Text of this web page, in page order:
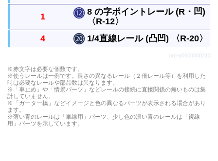
う場合のレールです。
左右に分かれる曲線レール２本を背中合わせにした
レールです。
1
8 の字ポイントレール (R・凹)
〈R-12〉
4 1/4直線レール (凸凹) 〈R-20〉
直線レールの1/4の長さの真っすぐなレールです。
つなぎ目が凸凸、凸凹、凹凹になった３種類があり
ます。
org-p0000000213
※赤文字は必要な個数です。
※使うレールは一例です。長さの異なるレール（２倍レール等）を利用した
時は必要なレールや部品数は異なります。
※「車止め」や「情景パーツ」などレールの接続に直接関係の無いものは集
計していません。
※「ガーター橋」などイメージと色の異なるパーツが表示される場合があり
ます。
※薄い青のレールは「単線用」パーツ、少し色の濃い青のレールは「複線
用」パーツを示しています。